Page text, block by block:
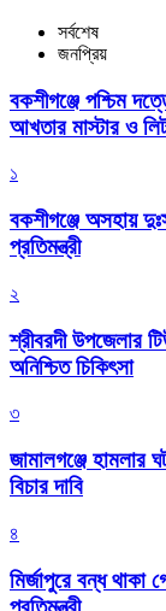
সর্বশেষ
জনপ্রিয়
বকশীগঞ্জে পশ্চিম
আখতার মাস্টার ও
১
বকশীগঞ্জে অসহায়
প্রতিমন্ত্রী
২
শ্রীবরদী উপজেলার
অনিশ্চিত চিকিৎসা
৩
জামালগঞ্জে হামলার
বিচার দাবি
৪
মির্জাপুরে বন্ধ থাকা